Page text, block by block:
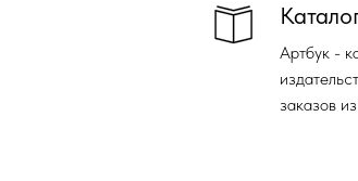
Артбук -
заказов